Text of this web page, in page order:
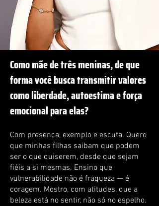
Como mãe de três meninas, de que
forma você busca transmitir valores
como liberdade, autoestima e força
emocional para elas?
Com presença, exemplo e escuta. Quero
que minhas filhas saibam que podem
ser o que quiserem, desde que sejam
fiéis a si mesmas. Ensino que
vulnerabilidade não é fraqueza — é
coragem. Mostro, com atitudes, que a
beleza está no sentir, não só no espelho.